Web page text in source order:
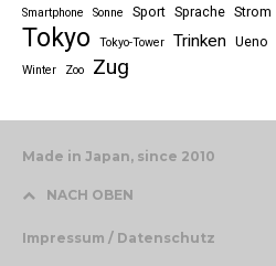
Smartphone Sonne Sport Sprache Strom
Tokyo Tokyo-Tower Trinken Ueno
Winter Zoo Zug
Made in Japan, since 2010
NACH OBEN
Impressum / Datenschutz